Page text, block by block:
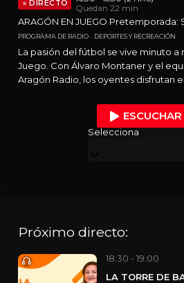
DIRECTO
Quedan 22 min
ARAGÓN EN JUEGO Pretemporada:
PROGRAMA DE RADIO DEPORTES Y RECREACIÓN
La pasión del fútbol se vive minuto a
Juego. Con Álvaro Montaner y el
Aragón Radio, los oyentes disfrutan
narrados con cercanía, emoción y
vivo, con los mejores comentaristas
Aragón en Juego lleva la
ESCUCHAR
Selecciona
Próximo directo:
18:30 - 19:00
LA TORRE DE